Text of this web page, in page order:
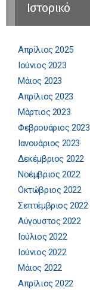
Ιστορικό
Απρίλιος 2025
Ιούνιος 2023
Μάιος 2023
Απρίλιος 2023
Μάρτιος 2023
Φεβρουάριος 2023
Ιανουάριος 2023
Δεκέμβριος 2022
Νοέμβριος 2022
Οκτώβριος 2022
Σεπτέμβριος 2022
Αύγουστος 2022
Ιούλιος 2022
Ιούνιος 2022
Μάιος 2022
Απρίλιος 2022